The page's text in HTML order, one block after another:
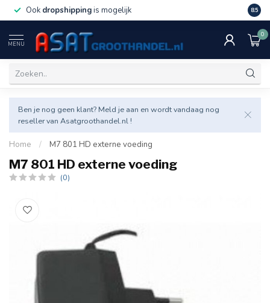
Ook dropshippingis mogelijk Veel
8.5
MENU
0
Ben je nog geen klant? Meld je aan en wordt vandaag nog
reseller van Asatgroothandel.nl !
Home / M7 801 HD externe voeding
M7 801 HD externe voeding
(0)